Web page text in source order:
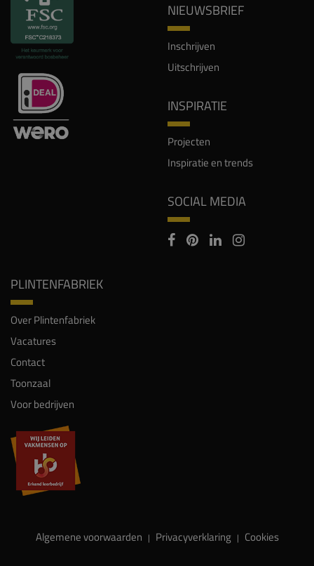
NIEUWSBRIEF
Inschrijven
Uitschrijven
INSPIRATIE
Projecten
Inspiratie en trends
SOCIAL MEDIA
PLINTENFABRIEK
Over Plintenfabriek
Vacatures
Contact
Toonzaal
Voor bedrijven
Algemene voorwaarden | Privacyverklaring | Cookies